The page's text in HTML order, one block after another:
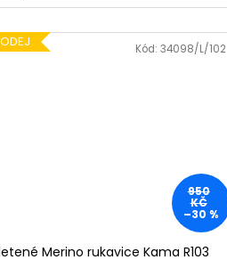
950
KČ
–30 %
Merino rukavice Kama R103
Kód: 34098/L/102